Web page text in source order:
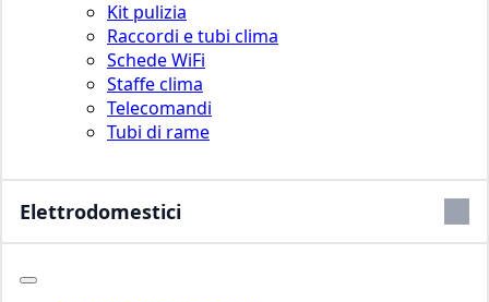
Kit pulizia
Raccordi e tubi clima
Schede WiFi
Staffe clima
Telecomandi
Tubi di rame
Elettrodomestici